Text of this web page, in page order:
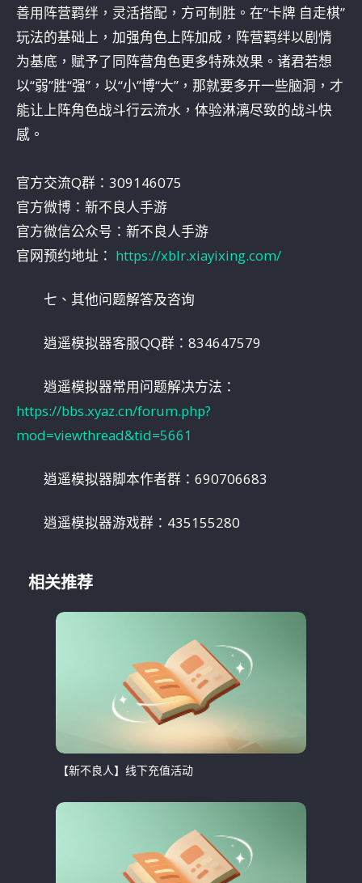
善用阵营羁绊，灵活搭配，方可制胜。在“卡牌 自走棋”
玩法的基础上，加强角色上阵加成，阵营羁绊以剧情
为基底，赋予了同阵营角色更多特殊效果。诸君若想
以“弱”胜“强”，以“小”博“大”，那就要多开一些脑洞，才
能让上阵角色战斗行云流水，体验淋漓尽致的战斗快
感。
官方交流Q群：309146075
官方微博：新不良人手游
官方微信公众号：新不良人手游
官网预约地址： https://xblr.xiayixing.com/
七、其他问题解答及咨询
逍遥模拟器客服QQ群：834647579
逍遥模拟器常用问题解决方法：
https://bbs.xyaz.cn/forum.php?
mod=viewthread&tid=5661
逍遥模拟器脚本作者群：690706683
逍遥模拟器游戏群：435155280
相关推荐
【新不良人】线下充值活动